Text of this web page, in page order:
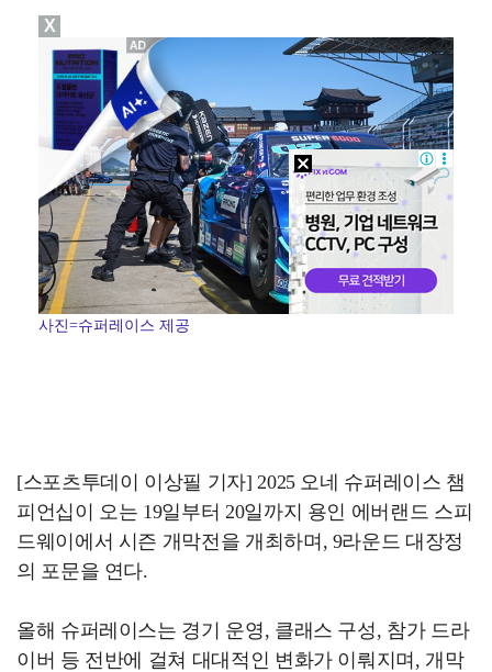
[ST포토] 장은수, 선수들과 다함께
[ST포토] 장은수, 우승 축하 물허벅 세레머니
[ST포토] 장은수, KLPGA 첫 우승
[ST포토] 눈물 훔치는 장은수
사진=슈퍼레이스 제공
[스포츠투데이 이상필 기자] 2025 오네 슈퍼레이스 챔
피언십이 오는 19일부터 20일까지 용인 에버랜드 스피
드웨이에서 시즌 개막전을 개최하며, 9라운드 대장정
의 포문을 연다.
올해 슈퍼레이스는 경기 운영, 클래스 구성, 참가 드라
이버 등 전반에 걸쳐 대대적인 변화가 이뤄지며, 개막
X